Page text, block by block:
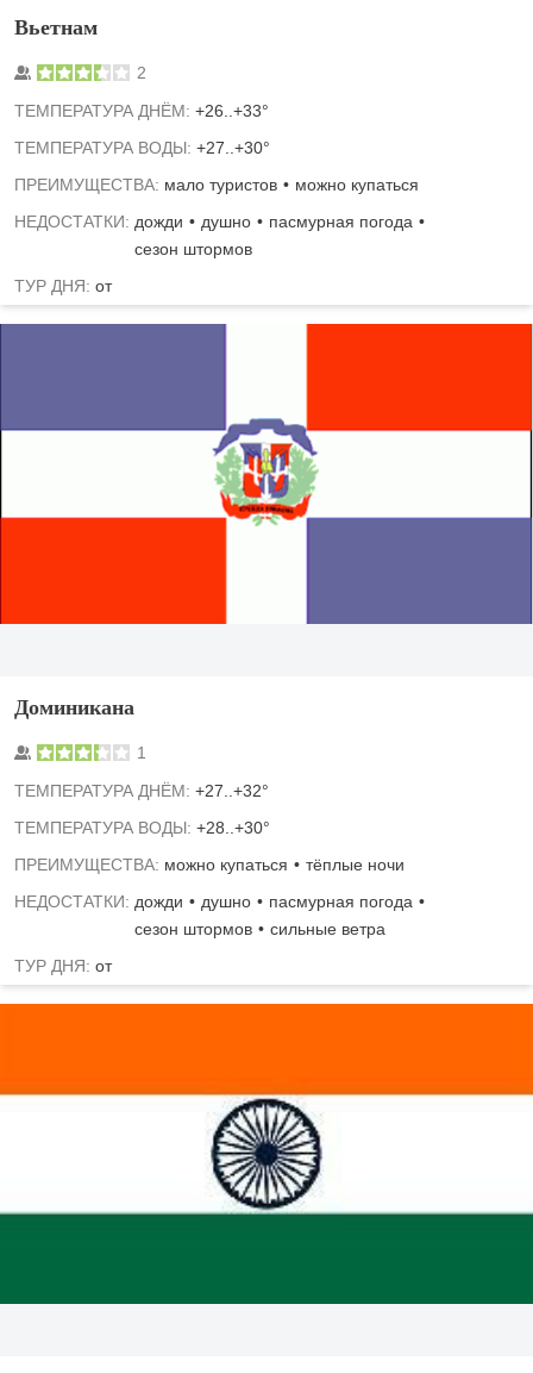
Вьетнам
2
TЕМПЕРАТУРА ДНЁМ: +26..+33°
ТЕМПЕРАТУРА ВОДЫ: +27..+30°
ПРЕИМУЩЕСТВА: мало туристов
можно купаться
НЕДОСТАТКИ: дожди душно
пасмурная погода
сезон штормов
ТУР ДНЯ: от
Доминикана
1
TЕМПЕРАТУРА ДНЁМ: +27..+32°
ТЕМПЕРАТУРА ВОДЫ: +28..+30°
ПРЕИМУЩЕСТВА: можно купаться
тёплые ночи
НЕДОСТАТКИ: дожди душно
пасмурная погода
сезон штормов
сильные ветра
ТУР ДНЯ: от